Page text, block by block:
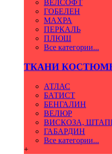
ВЕЛСОФТ
ГОБЕЛЕН
МАХРА
ПЕРКАЛЬ
ПЛЮШ
Все категории...
ТКАНИ
АТЛАС
БАТИСТ
БЕНГАЛИН
ВЕЛЮР
ВИСКОЗА,
ГАБАРДИН
Все категории...
+